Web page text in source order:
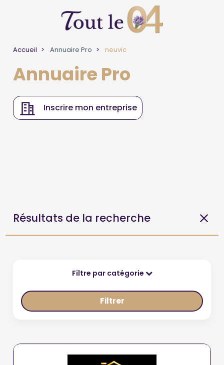
Accueil Annuaire Pro neuvic
Annuaire Pro
Inscrire mon entreprise
Résultats de la recherche
Filtre par catégorie
Filtrer